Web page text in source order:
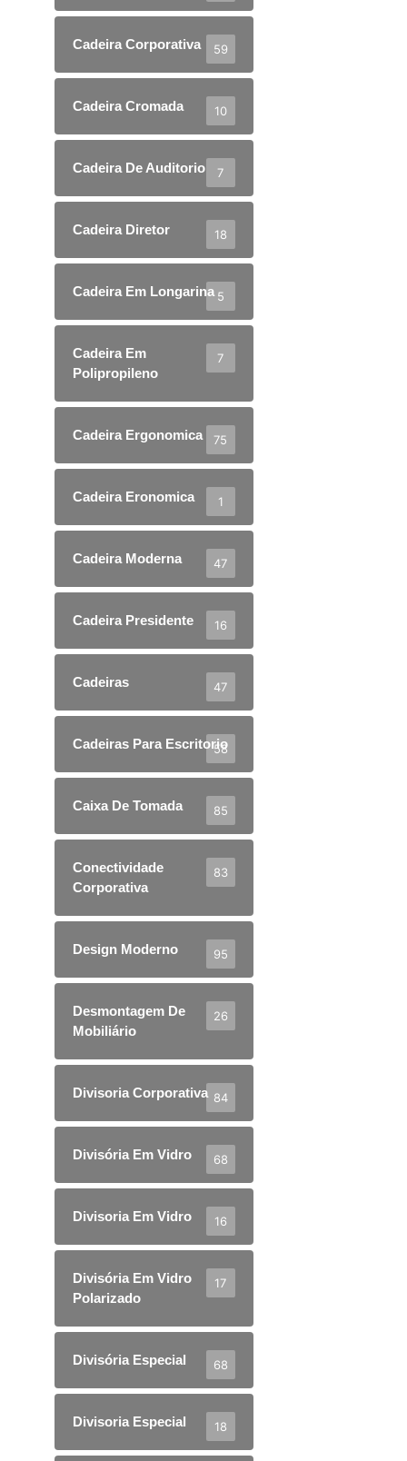
Cadeira Corporativa 59
Cadeira Cromada 10
Cadeira De Auditorio 7
Cadeira Diretor 18
Cadeira Em Longarina 5
Cadeira Em
Polipropileno
7
Cadeira Ergonomica 75
Cadeira Eronomica 1
Cadeira Moderna 47
Cadeira Presidente 16
Cadeiras 47
Cadeiras Para Escritorio
58
Caixa De Tomada 85
Conectividade
Corporativa
83
Design Moderno 95
Desmontagem De
Mobiliário
26
Divisoria Corporativa 84
Divisória Em Vidro 68
Divisoria Em Vidro 16
Divisória Em Vidro
Polarizado
17
Divisória Especial 68
Divisoria Especial 18